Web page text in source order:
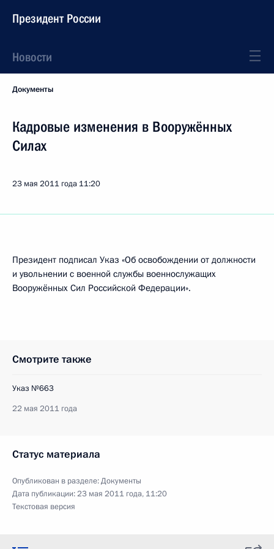
Президент России
Новости
Документы
Кадровые изменения в Вооружённых
Силах
23 мая 2011 года 11:20
Президент подписал Указ «Об освобождении от должности
и увольнении с военной службы военнослужащих
Вооружённых Сил Российской Федерации».
Смотрите также
Указ №663
22 мая 2011 года
Статус материала
Опубликован в разделе:Документы
Дата публикации:23 мая 2011 года, 11:20
Текстовая версия